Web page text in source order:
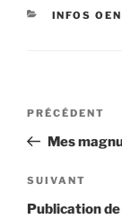
INFOS
Navigation
l’article
Article
précédent
PRÉCÉDENT
Mes
Article
suivant
SUIVANT
Publication